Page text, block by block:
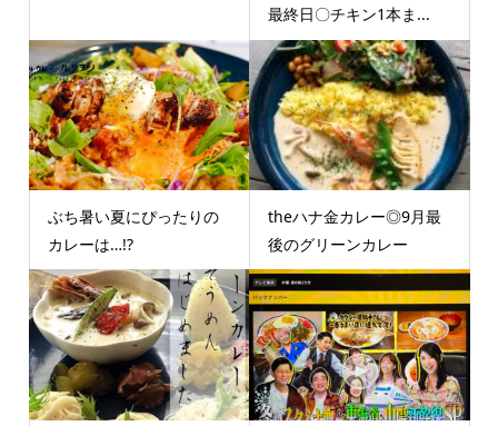
最終日〇チキン1本ま...
ぶち暑い夏にぴったりの
カレーは…!?
theハナ金カレー◎9月最
後のグリーンカレー